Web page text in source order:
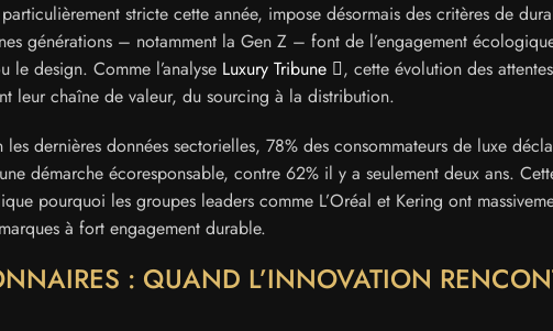
stricte cette année, impose désormais des critères de
générations – notamment la Gen Z – font de l’engagement
le design. Comme l’analyse Luxury Tribune
, cette évolution des
leur chaîne de valeur, du sourcing à la distribution.
les dernières données sectorielles, 78% des consommateurs de luxe
démarche écoresponsable, contre 62% il y a seulement deux ans.
pourquoi les groupes leaders comme L’Oréal et Kering ont
à fort engagement durable.
: QUAND L’INNOVATION